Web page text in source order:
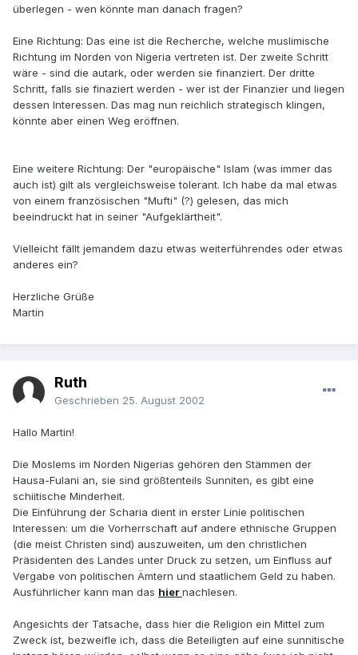
überlegen - wen könnte man danach fragen?
Eine Richtung: Das eine ist die Recherche, welche muslimische
Richtung im Norden von Nigeria vertreten ist. Der zweite Schritt
wäre - sind die autark, oder werden sie finanziert. Der dritte
Schritt, falls sie finaziert werden - wer ist der Finanzier und liegen
dessen Interessen. Das mag nun reichlich strategisch klingen,
könnte aber einen Weg eröffnen.
Eine weitere Richtung: Der "europäische" Islam (was immer das
auch ist) gilt als vergleichsweise tolerant. Ich habe da mal etwas
von einem französischen "Mufti" (?) gelesen, das mich
beeindruckt hat in seiner "Aufgeklärtheit".
Vielleicht fällt jemandem dazu etwas weiterführendes oder etwas
anderes ein?
Herzliche Grüße
Martin
Ruth
Geschrieben 25. August 2002
Hallo Martin!
Die Moslems im Norden Nigerias gehören den Stämmen der
Hausa-Fulani an, sie sind größtenteils Sunniten, es gibt eine
schiitische Minderheit.
Die Einführung der Scharia dient in erster Linie politischen
Interessen: um die Vorherrschaft auf andere ethnische Gruppen
(die meist Christen sind) auszuweiten, um den christlichen
Präsidenten des Landes unter Druck zu setzen, um Einfluss auf
Vergabe von politischen Ämtern und staatlichem Geld zu haben.
Ausführlicher kann man das hiernachlesen.
Angesichts der Tatsache, dass hier die Religion ein Mittel zum
Zweck ist, bezweifle ich, dass die Beteiligten auf eine sunnitische